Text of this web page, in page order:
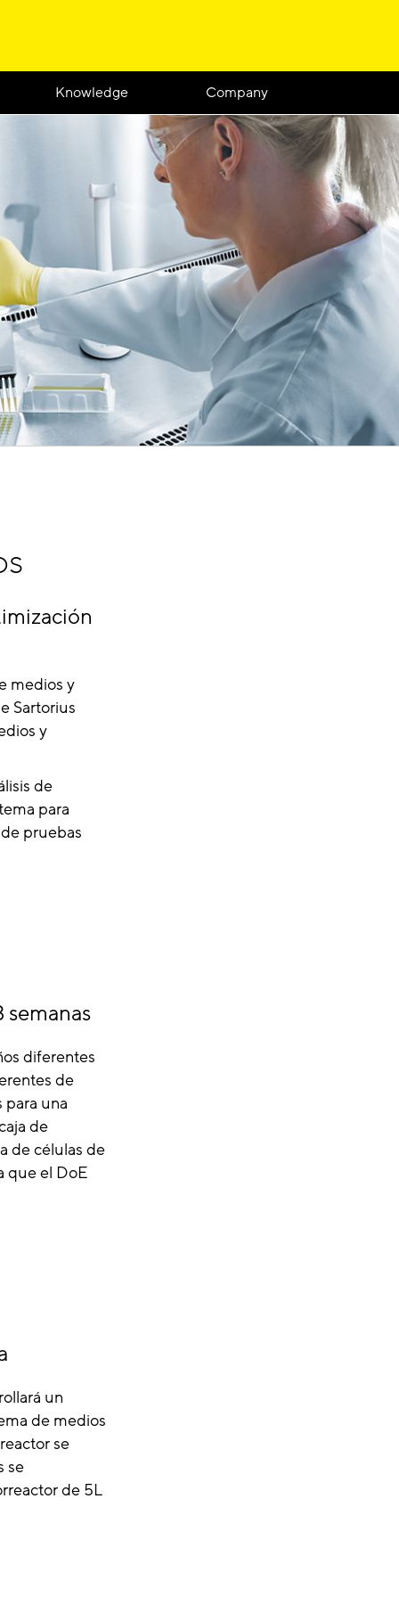
Knowledge Company
medios y
Sartorius
y
de
para
pruebas
diferentes
de
una
de
de células de
que el DoE
un
de medios
se
se
de 5L